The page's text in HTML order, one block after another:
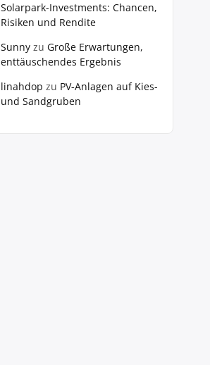
Solarpark-Investments: Chancen,
Risiken und Rendite
Sunny zu Große Erwartungen,
enttäuschendes Ergebnis
linahdop zu PV‑Anlagen auf Kies-
und Sandgruben